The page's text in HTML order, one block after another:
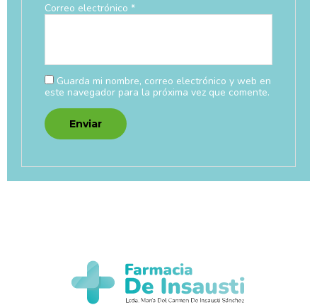
Correo electrónico *
Guarda mi nombre, correo electrónico y web en
este navegador para la próxima vez que comente.